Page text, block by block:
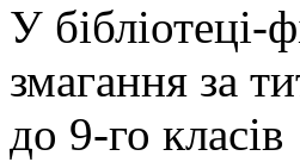
У бібліотеці-
змагання за
до 9-го класів